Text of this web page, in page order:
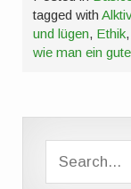
tagged with
und lügen, Ethik,
wie man ein